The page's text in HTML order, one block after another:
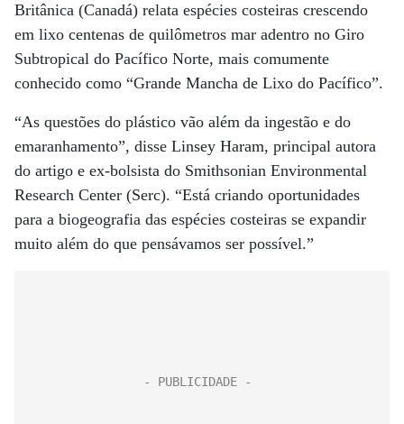
Britânica (Canadá) relata espécies costeiras crescendo
em lixo centenas de quilômetros mar adentro no Giro
Subtropical do Pacífico Norte, mais comumente
conhecido como “Grande Mancha de Lixo do Pacífico”.
“As questões do plástico vão além da ingestão e do
emaranhamento”, disse Linsey Haram, principal autora
do artigo e ex-bolsista do Smithsonian Environmental
Research Center (Serc). “Está criando oportunidades
para a biogeografia das espécies costeiras se expandir
muito além do que pensávamos ser possível.”